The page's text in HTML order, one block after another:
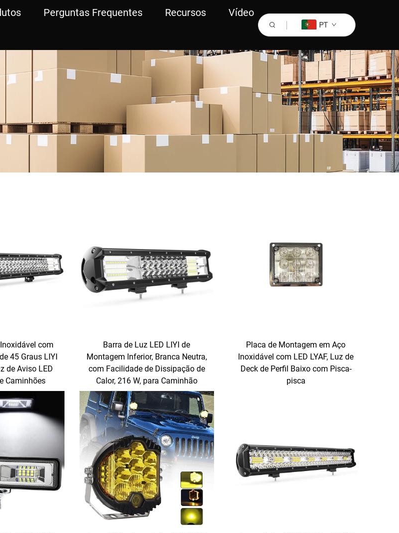
Perguntas Frequentes Recursos Vídeo
PT
com
45 Graus LIYI
de Aviso LED
Caminhões
Barra de Luz LED LIYI de
Montagem Inferior, Branca Neutra,
com Facilidade de Dissipação de
Calor, 216 W, para Caminhão
Placa de Montagem em Aço
Inoxidável com LED LYAF, Luz de
Deck de Perfil Baixo com Pisca-
pisca